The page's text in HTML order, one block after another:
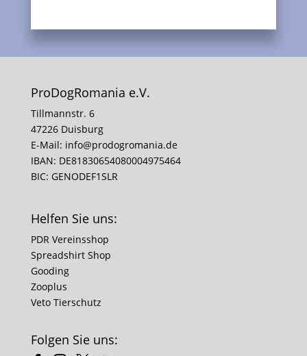
ProDogRomania e.V.
Tillmannstr. 6
47226 Duisburg
E-Mail: info@prodogromania.de
IBAN: DE81830654080004975464
BIC: GENODEF1SLR
Helfen Sie uns:
PDR Vereinsshop
Spreadshirt Shop
Gooding
Zooplus
Veto Tierschutz
Folgen Sie uns: